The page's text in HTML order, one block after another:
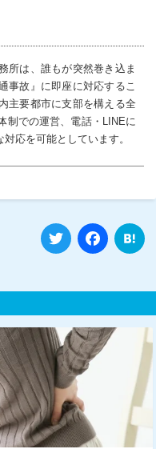
所は、誰もが突然巻き込ま
事故』に即座に対応するこ
主要都市に支部を構える全
制での運営、電話・LINEに
応を可能としています。
Twitter